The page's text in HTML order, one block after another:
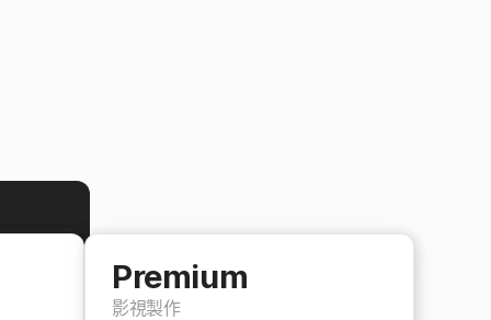
Premium
影視製作